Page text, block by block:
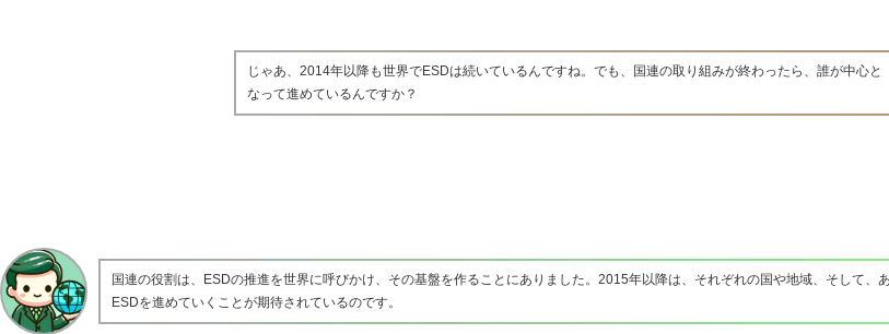
じゃあ、2014年以降も世界でESDは続いているんですね。でも、国連の取り組みが終わったら、誰が中心と
なって進めているんですか？
国連の役割は、ESDの推進を世界に呼びかけ、その基盤を作ることにありました。2015年以降は、それぞれの国や地域、そして、
ESDを進めていくことが期待されているのです。